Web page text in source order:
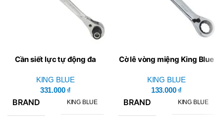
Cần siết lực tự động đa
08
KING BLUE
331.000 ₫
BRAND KING BLUE
Cờ lê vòng miệng King Blue
KING BLUE
133.000 ₫
BRAND KING BLUE